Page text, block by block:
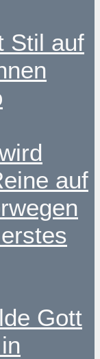
Stil auf
auf
Gott